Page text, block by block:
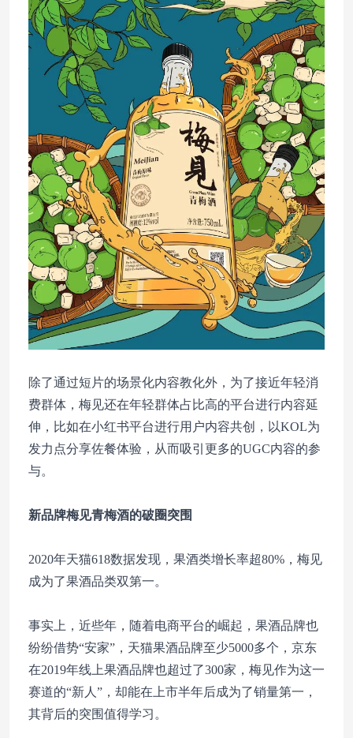
除了通过短片的场景化内容教化外，为了接近年轻消
费群体，梅见还在年轻群体占比高的平台进行内容延
伸，比如在小红书平台进行用户内容共创，以KOL为
发力点分享佐餐体验，从而吸引更多的UGC内容的参
与。
新品牌梅见青梅酒的破圈突围
2020年天猫618数据发现，果酒类增长率超80%，梅见
成为了果酒品类双第一。
事实上，近些年，随着电商平台的崛起，果酒品牌也
纷纷借势“安家”，天猫果酒品牌至少5000多个，京东
在2019年线上果酒品牌也超过了300家，梅见作为这一
赛道的“新人”，却能在上市半年后成为了销量第一，
其背后的突围值得学习。